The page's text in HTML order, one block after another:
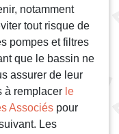
notamment
tout risque de
pompes et filtres
que le bassin ne
assurer de leur
à remplacer le
Associés pour
Les